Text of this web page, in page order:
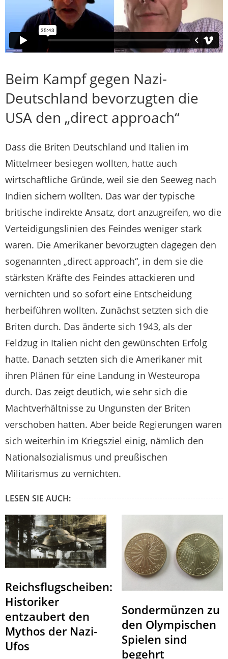
Beim Kampf gegen Nazi-
Deutschland bevorzugten die
USA den „direct approach“
Dass die Briten Deutschland und Italien im
Mittelmeer besiegen wollten, hatte auch
wirtschaftliche Gründe, weil sie den Seeweg nach
Indien sichern wollten. Das war der typische
britische indirekte Ansatz, dort anzugreifen, wo die
Verteidigungslinien des Feindes weniger stark
waren. Die Amerikaner bevorzugten dagegen den
sogenannten „direct approach“, in dem sie die
stärksten Kräfte des Feindes attackieren und
vernichten und so sofort eine Entscheidung
herbeiführen wollten. Zunächst setzten sich die
Briten durch. Das änderte sich 1943, als der
Feldzug in Italien nicht den gewünschten Erfolg
hatte. Danach setzten sich die Amerikaner mit
ihren Plänen für eine Landung in West­europa
durch. Das zeigt deutlich, wie sehr sich die
Machtverhältnisse zu Ungunsten der Briten
verschoben hatten. Aber beide Regierungen waren
sich weiterhin im Kriegsziel einig, nämlich den
Nationalsozialismus und preußischen
Militarismus zu vernichten.
LESEN SIE AUCH:
Reichsflugscheiben:
Historiker
entzaubert den
Mythos der Nazi-
Ufos
Sondermünzen zu
den Olympischen
Spielen sind
begehrt